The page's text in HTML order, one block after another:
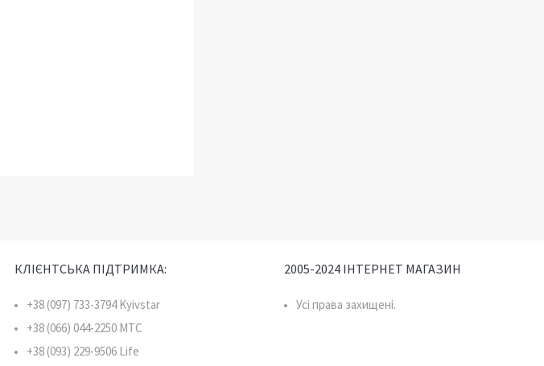
КЛІЄНТСЬКА ПІДТРИМКА:
+38 (097) 733-3794 Kyivstar
+38 (066) 044-2250 MTC
+38 (093) 229-9506 Life
2005-2024 ІНТЕРНЕТ МАГАЗИН
Усі права захищені.